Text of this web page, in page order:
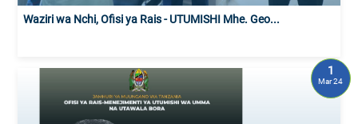
Waziri wa Nchi, Ofisi ya Rais - UTUMISHI Mhe. Geo...
1
Mar 24